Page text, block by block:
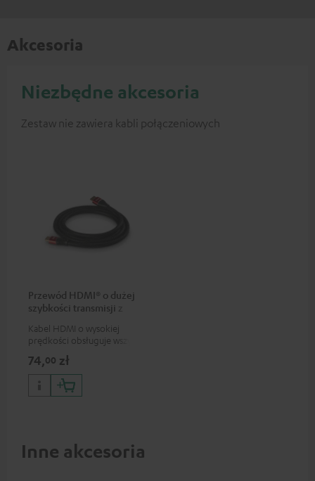
Akcesoria
Niezbędne akcesoria
Zestaw nie zawiera kabli połączeniowych
Przewód HDMI® o dużej
szybkości transmisji z
Kabel HDMI o wysokiej
prędkości obsługuje wszystkie
przykład 4K 50/60p i 4K 3D
74,00 zł
Inne akcesoria